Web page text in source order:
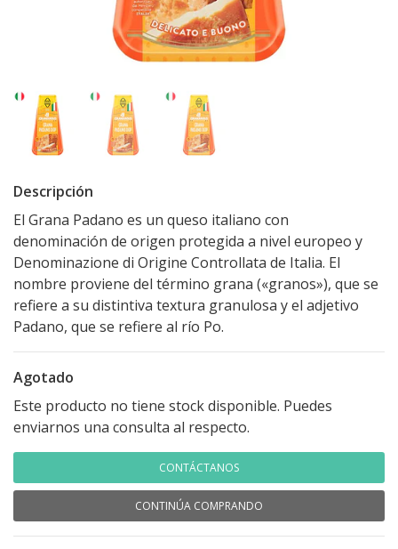
Descripción
El Grana Padano es un queso italiano con
denominación de origen protegida a nivel europeo y
Denominazione di Origine Controllata de Italia. El
nombre proviene del término grana («granos»), que se
refiere a su distintiva textura granulosa y el adjetivo
Padano, que se refiere al río Po.
Agotado
Este producto no tiene stock disponible. Puedes
enviarnos una consulta al respecto.
CONTÁCTANOS
CONTINÚA COMPRANDO